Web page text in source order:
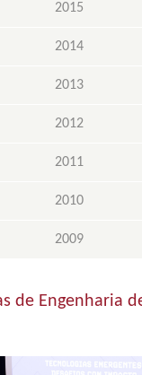
2015
2014
2013
2012
2011
2010
2009
de Engenharia